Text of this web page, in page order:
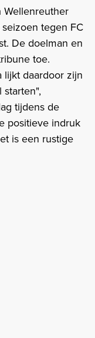
Wellenreuther
tegen FC
De doelman en
toe.
lijkt daardoor zijn
tijdens de
positieve indruk
is een rustige